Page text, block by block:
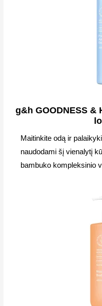
g&h GOODNESS
Maitinkite odą ir
naudodami šį vienalytį
bambuko kompleksinio